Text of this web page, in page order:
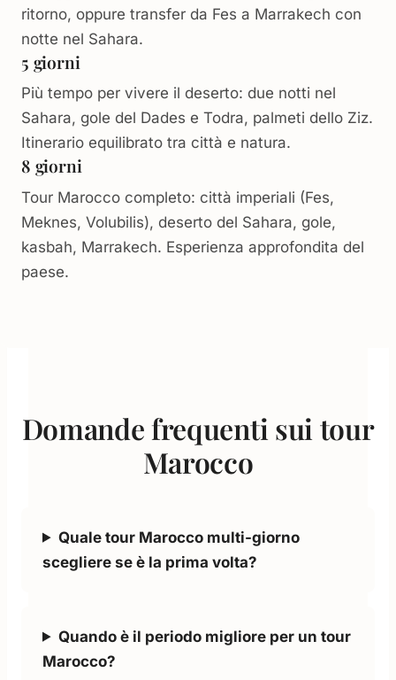
ritorno, oppure transfer da Fes a Marrakech con
notte nel Sahara.
5 giorni
Più tempo per vivere il deserto: due notti nel
Sahara, gole del Dades e Todra, palmeti dello Ziz.
Itinerario equilibrato tra città e natura.
8 giorni
Tour Marocco completo: città imperiali (Fes,
Meknes, Volubilis), deserto del Sahara, gole,
kasbah, Marrakech. Esperienza approfondita del
paese.
Domande frequenti sui tour
Marocco
Quale tour Marocco multi-giorno
scegliere se è la prima volta?
Quando è il periodo migliore per un tour
Marocco?